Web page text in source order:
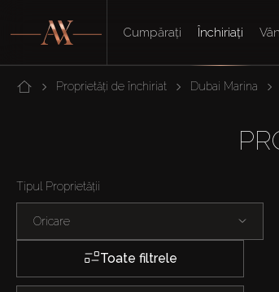
Cumpărați Închiriați
Proprietăți de închiriat Dubai Marina
Tipul Proprietății
Oricare
Toate filtrele